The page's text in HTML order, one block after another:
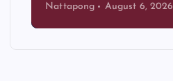
Nattapong August 6, 2026